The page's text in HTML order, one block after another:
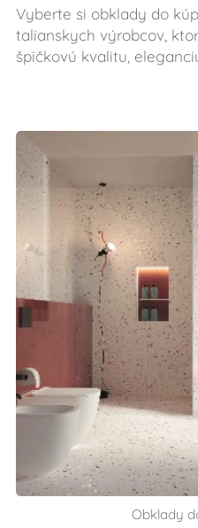
Vyberte si obklady do
talianskych výrobcov,
špičkovú kvalitu,
Obklady